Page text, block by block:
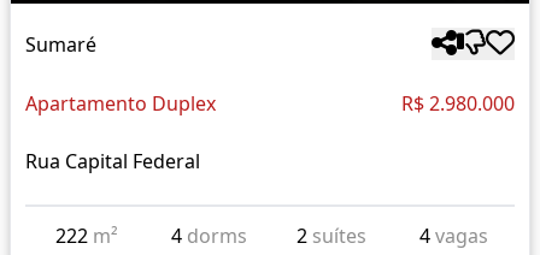
Sumaré
Apartamento Duplex R$ 2.980.000
Rua Capital Federal
222 m² 4 dorms 2 suítes 4vagas